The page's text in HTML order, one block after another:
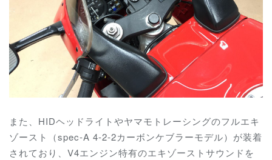
また、HIDヘッドライトやヤマモトレーシングのフルエキ
ゾースト（spec-A 4-2-2カーボンケブラーモデル）が装着
されており、V4エンジン特有のエキゾーストサウンドを